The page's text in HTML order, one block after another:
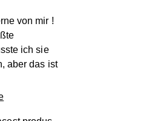
von mir !
ich sie
aber das ist